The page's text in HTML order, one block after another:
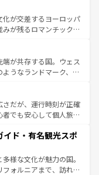
自然が、訪れる者を心
食の国としても知ら
化遺産にも登録されて
楽しみ方が可能だ。さ
溢れており、どの街角に
。パリ以外の個性あふ
化が交差するヨーロッパ
が残るロマンチック街
飽きることがない。ベ
のアルプスの絶景、そ
た風景は必見。ビール
なお、新着の
照してほしい。
が共存する国。ウェス
うなランドマーク、歴
、優雅なアフタヌーン
い英国パブ、サッカー観
も豊富。イギリスを旅
さだが、運行時刻が正確
でも安心して個人旅行
ならではのユニークな
なく町歩きも満喫する
め物価も高いが、旅行
あり、うまく活用すれ
イド・有名観光スポ
様な文化が魅力の国。
ォルニアまで、訪れる